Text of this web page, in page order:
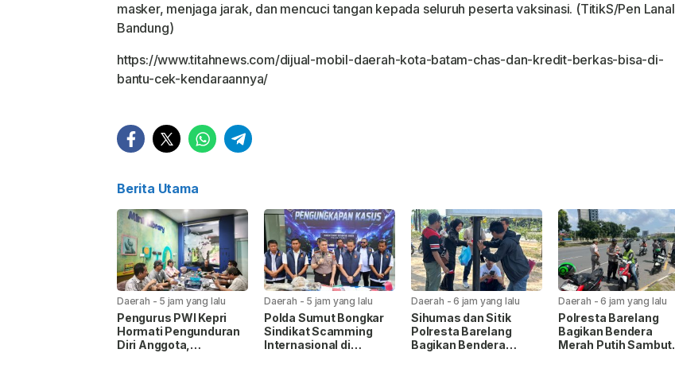
masker, menjaga jarak, dan mencuci tangan kepada seluruh peserta vaksinasi. (TitikS/Pen Lanal
Bandung)
https://www.titahnews.com/dijual-mobil-daerah-kota-batam-chas-dan-kredit-berkas-bisa-di-
bantu-cek-kendaraannya/
Berita Utama
Daerah - 5 jam yang lalu
Pengurus PWI Kepri
Hormati Pengunduran
Diri Anggota,
Daerah - 5 jam yang lalu
Polda Sumut Bongkar
Sindikat Scamming
Internasional di
Daerah -6 jam yang lalu
Sihumas dan Sitik
Polresta Barelang
Bagikan Bendera
Daerah -6 jam yang lalu
Polresta Barelang
Bagikan Bendera
Merah Putih Sambut